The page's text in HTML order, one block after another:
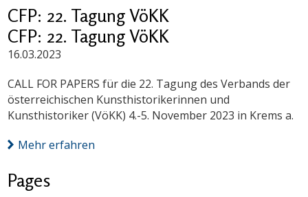
CFP: 22. Tagung VöKK
CFP: 22. Tagung VöKK
16.03.2023
CALL FOR PAPERS für die 22. Tagung des Verbands der
österreichischen Kunsthistorikerinnen und
Kunsthistoriker (VöKK) 4.-5. November 2023 in Krems a.
Mehr erfahren
Pages